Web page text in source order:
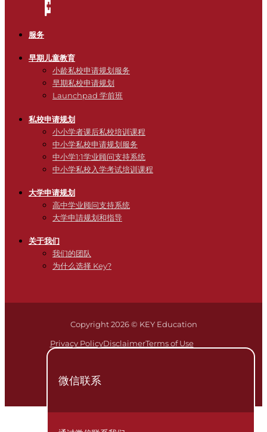
服务
早期儿童教育
小龄私校申请规划服务
早期私校申请规划
Launchpad 学前班
私校申请规划
小小学者课后私校培训课程
中小学私校申请规划服务
中小学1:1学业顾问支持系统
中小学私校入学考试培训课程
大学申请规划
高中学业顾问支持系统
大学申請规划和指导
关于我们
我们的团队
为什么选择 Key?
Copyright 2026 © KEY Education
Privacy PolicyDisclaimerTerms of Use
微信联系